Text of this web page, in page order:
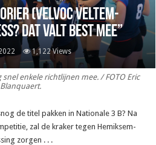
(Velvoc Veltem-
Dat valt best mee”
1,122 Views
enkele richtlijnen mee. / FOTO Eric
Blanquaert.
de titel pakken in Nationale 3 B? Na
zal de kraker tegen Hemiksem-
zorgen . . .